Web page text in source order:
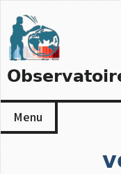
to
content
Menu